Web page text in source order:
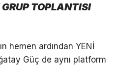
TOPLANTISI
hemen ardından YENİ
Güç de aynı platform